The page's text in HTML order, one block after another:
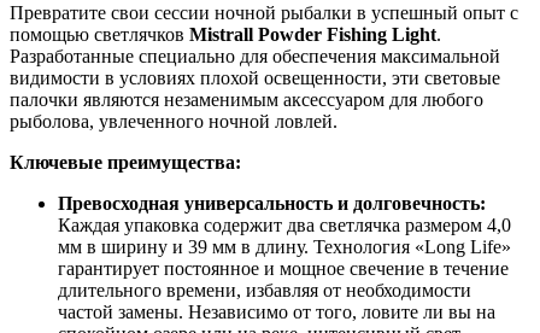
Превратите свои сессии ночной рыбалки в успешный опыт с
помощью светлячков Mistrall Powder Fishing Light.
Разработанные специально для обеспечения максимальной
видимости в условиях плохой освещенности, эти световые
палочки являются незаменимым аксессуаром для любого
рыболова, увлеченного ночной ловлей.
Ключевые преимущества:
Превосходная универсальность и долговечность:
Каждая упаковка содержит два светлячка размером 4,0
мм в ширину и 39 мм в длину. Технология «Long Life»
гарантирует постоянное и мощное свечение в течение
длительного времени, избавляя от необходимости
частой замены. Независимо от того, ловите ли вы на